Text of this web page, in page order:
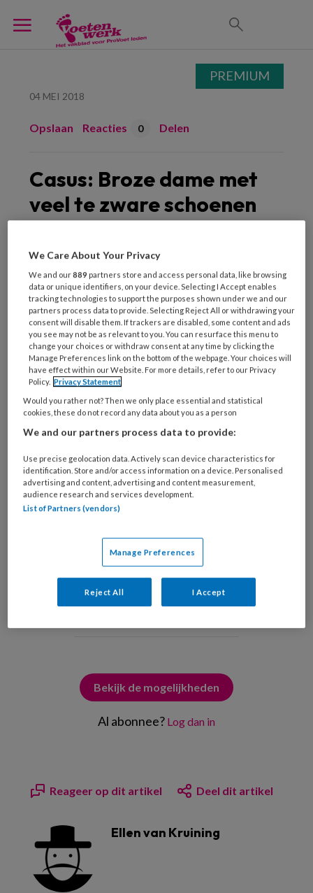
04 MEI 2018
Opslaan Reacties 0 Delen
Casus: Broze dame met
veel te zware schoenen
In juni 2016 stapt mevrouw Claessens
(83) op loodzware orthopedische
schoenen type A de praktijk van
medisch pedicure Igna Breedeveld
binnen. Haar magere voeten zijn
uitermate gevoelig en er is sprake van
diverse drukplekken. Dankzij de
deskundige aanpak van Igna en
orthopedisch schoentechnicus Jurgen
Wollaert, en hun goede onderlinge
samenwerking, loopt cliënt nu naar
orthopedische schoenen type B.
PREMIUM
Bekijk de mogelijkheden
Al abonnee? Log dan in
PREMIUM
Reageer op dit artikel Deel dit artikel
Ellen van Kruining
We Care About Your Privacy
We and our889 partners store and access personal data, like browsing
data or unique identifiers, on your device. Selecting I Accept enables
tracking technologies to support the purposes shown under we and our
partners process data to provide. Selecting Reject All or withdrawing your
consent will disable them. If trackers are disabled, some content and ads
you see may not be as relevant to you. You can resurface this menu to
change your choices or withdraw consent at any time by clicking the
Manage Preferences link on the bottom of the webpage. Your choices will
have effect within our Website. For more details, refer to our Privacy
Policy. Privacy Statement
Would you rather not? Then we only place essential and statistical
cookies, these do not record any data about you as a person
We and our partners process data to provide:
Use precise geolocation data. Actively scan device characteristics for
identification. Store and/or access information on a device. Personalised
advertising and content, advertising and content measurement,
audience research and services development.
List of Partners (vendors)
Manage Preferences
Reject All I Accept